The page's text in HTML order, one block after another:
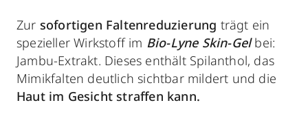
Zur sofortigen Faltenreduzierung trägt ein
spezieller Wirkstoff im Bio-Lyne Skin-Gel bei:
Jambu-Extrakt. Dieses enthält Spilanthol, das
Mimikfalten deutlich sichtbar mildert und die
Haut im Gesicht straffen kann.